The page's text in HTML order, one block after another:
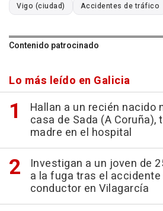
Vigo (ciudad) Accidentes de tráfico
Contenido patrocinado
Lo más leído en Galicia
Hallan a un recién nacido
casa de Sada (A
madre en el hospital
Investigan a un joven de
a la fuga tras el
conductor en Vilagarcía